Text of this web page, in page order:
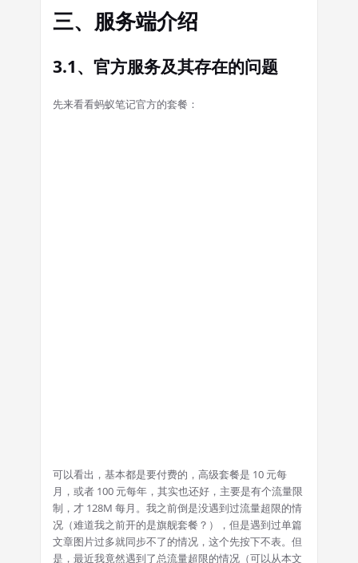
三、服务端介绍
3.1、官方服务及其存在的问题
先来看看蚂蚁笔记官方的套餐：
可以看出，基本都是要付费的，高级套餐是 10 元每
月，或者 100 元每年，其实也还好，主要是有个流量限
制，才 128M 每月。我之前倒是没遇到过流量超限的情
况（难道我之前开的是旗舰套餐？），但是遇到过单篇
文章图片过多就同步不了的情况，这个先按下不表。但
是，最近我竟然遇到了总流量超限的情况（可以从本文